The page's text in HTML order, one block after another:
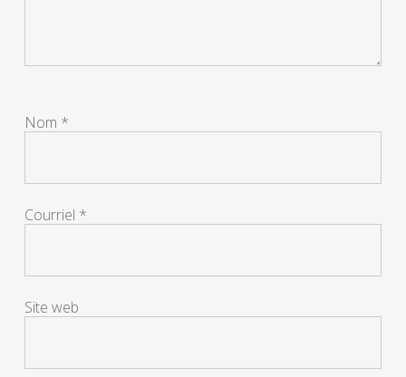
Nom *
Courriel *
Site web